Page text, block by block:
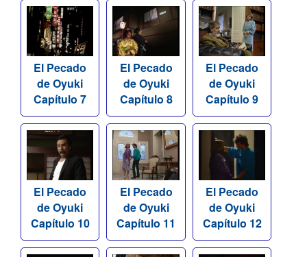
El Pecado
de Oyuki
Capítulo 7
El Pecado
de Oyuki
Capítulo 8
El Pecado
de Oyuki
Capítulo 9
El Pecado
de Oyuki
Capítulo 10
El Pecado
de Oyuki
Capítulo 11
El Pecado
de Oyuki
Capítulo 12